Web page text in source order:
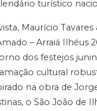
turístico
Maurício
– Arraiá Ilhéus
dos festejos
cultural
na obra de
o São João de